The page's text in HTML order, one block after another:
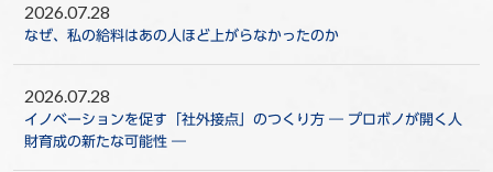
2026.07.28
なぜ、私の給料はあの人ほど上がらなかったのか
2026.07.28
イノベーションを促す「社外接点」のつくり方 ― プロボノが開く人
財育成の新たな可能性 ―